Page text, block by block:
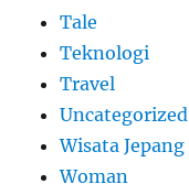
Tale
Teknologi
Travel
Uncategorized
Wisata Jepang
Woman